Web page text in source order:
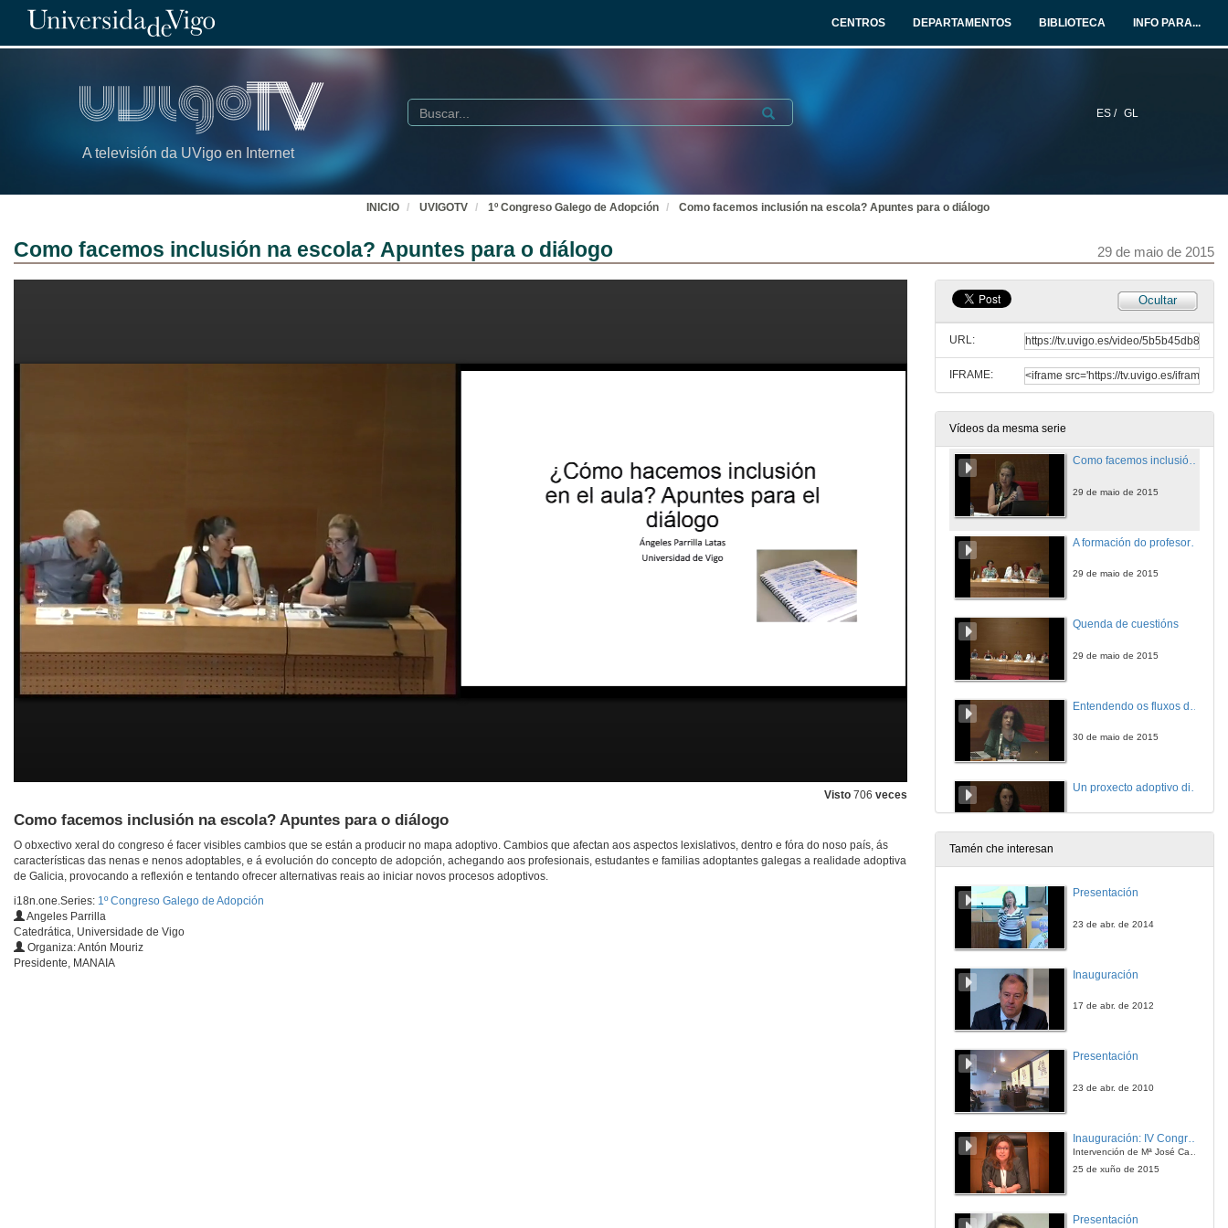
CENTROS DEPARTAMENTOS BIBLIOTECA INFO PARA...
A televisión da UVigo en Internet
ES / GL
Buscar Submit
INICIO UVIGOTV 1º Congreso Galego de Adopción Como facemos inclusión na escola? Apuntes para o diálogo
Como facemos inclusión na escola? Apuntes para o diálogo 29 de maio de 2015
Visto 706 veces
Como facemos inclusión na escola? Apuntes para o diálogo
O obxectivo xeral do congreso é facer visibles cambios que se están a producir no mapa adoptivo. Cambios que afectan aos aspectos lexislativos, dentro e fóra do noso país, ás
características das nenas e nenos adoptables, e á evolución do concepto de adopción, achegando aos profesionais, estudantes e familias adoptantes galegas a realidade adoptiva
de Galicia, provocando a reflexión e tentando ofrecer alternativas reais ao iniciar novos procesos adoptivos.
i18n.one.Series: 1º Congreso Galego de Adopción
Angeles Parrilla
Catedrática, Universidade de Vigo
Organiza: Antón Mouriz
Presidente, MANAIA
Ocultar
URL:
IFRAME:
Vídeos da mesma serie
Que solicitan a familias adoptivas cando van ao psicólogo?
29 de maio de 2015
Quenda de cuestións
A inclusión educativa desde a norma
29 de maio de 2015
Como facemos inclusión na escola? Apuntes para o diálogo
29 de maio de 2015
29 de maio de 2015
Quenda de cuestións
29 de maio de 2015
30 de maio de 2015
Un proxecto adoptivo diferente. Familias especiais
Adopcións abertas, retos e experiencias
30 de maio de 2015
30 de maio de 2015
Tamén che interesan
Presentación
23 de abr. de 2014
Inauguración
17 de abr. de 2012
Presentación
23 de abr. de 2010
Intervención de Mª José Caride
25 de xuño de 2015
Presentación